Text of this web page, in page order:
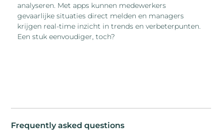
analyseren. Met apps kunnen medewerkers
gevaarlijke situaties direct melden en managers
krijgen real-time inzicht in trends en verbeterpunten.
Een stuk eenvoudiger, toch?
Frequently asked questions